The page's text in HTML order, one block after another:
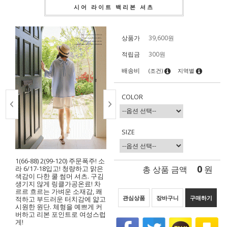
시어 라이트 백리본 셔츠
1(66-88) 2(99-120) 주문폭주! 소
라 6/17-18입고! 청량하고 맑은
색감이 다한 쿨 썸머 셔츠. 구김
생기지 않게 링클가공온료! 차
르르 흐르는 가벼운 소재감, 쾌
적하고 부드러운 터치감에 얇고
시원한 원단. 체형을 예쁘게 커
버하고 리본 포인트로 여성스럽
게!
상품가 39,600원
적립금
300원
배송비
(조건) 지역별
COLOR
SIZE
총 상품 금액 0 원
관심상품 장바구니 구매하기